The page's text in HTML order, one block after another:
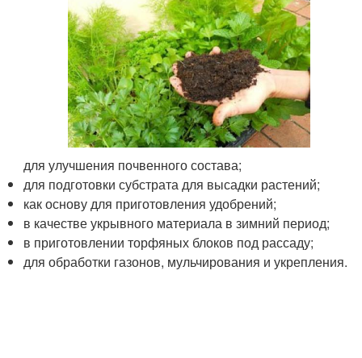
для улучшения почвенного состава;
для подготовки субстрата для высадки растений;
как основу для приготовления удобрений;
в качестве укрывного материала в зимний период;
в приготовлении торфяных блоков под рассаду;
для обработки газонов, мульчирования и укрепления.